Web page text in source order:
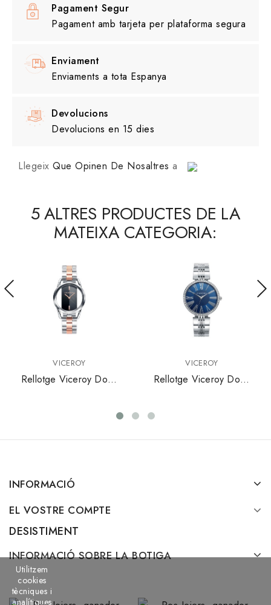
Pagament Segur
Pagament amb tarjeta per plataforma segura
Enviament
Enviaments a tota Espanya
Devolucions
Devolucions en 15 dies
Llegeix Que Opinen De Nosaltres a
5 ALTRES PRODUCTES DE LA
MATEIXA CATEGORIA:
VICEROY
Rellotge Viceroy Dona
VICEROY
Rellotge Viceroy Dona
INFORMACIÓ
EL VOSTRE COMPTE
DESISTIMENT
INFORMACIÓ SOBRE LA BOTIGA
Utilitzem
cookies
tècniques i
analítiques